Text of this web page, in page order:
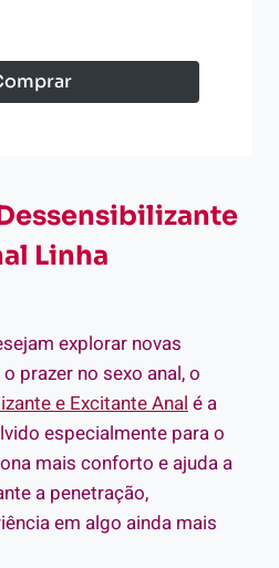
Linha
explorar novas
prazer no sexo anal, o
e Excitante Anal é a
especialmente para o
mais conforto e ajuda a
a penetração,
em algo ainda mais